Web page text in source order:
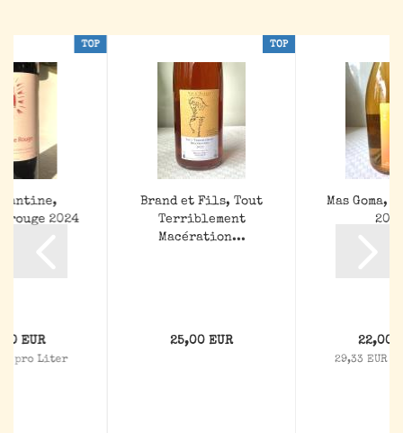
TOP
Fantine,
rouge 2024
EUR
pro Liter
TOP
Brand et Fils, Tout
Terriblement
Macération...
25,00 EUR
Mas Goma,
2023
22,00
29,33 EUR